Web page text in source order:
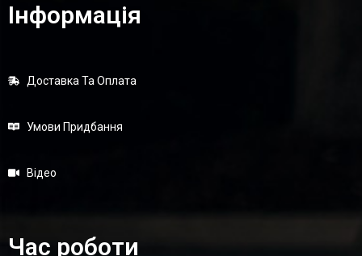
Інформація
Доставка Та Оплата
Умови Придбання
Відео
Час роботи